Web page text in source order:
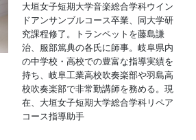
大垣女子短期大学音楽総合学科ウイン
ドアンサンブルコース卒業、同大学研
究課程修了。トランペットを藤島謙
治、服部篤典の各氏に師事。岐阜県内
の中学校・高校での豊富な指導実績を
持ち、岐阜工業高校吹奏楽部や羽島高
校吹奏楽部で非常勤講師を務める。現
在、大垣女子短期大学総合学科リペア
コース指導助手